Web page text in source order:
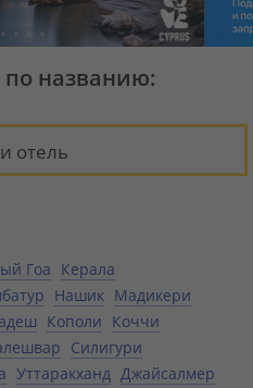
по названию:
отель
Гоа Керала
Нашик Мадикери
Кополи Коччи
Силигури
Уттаракханд Джайсалмер